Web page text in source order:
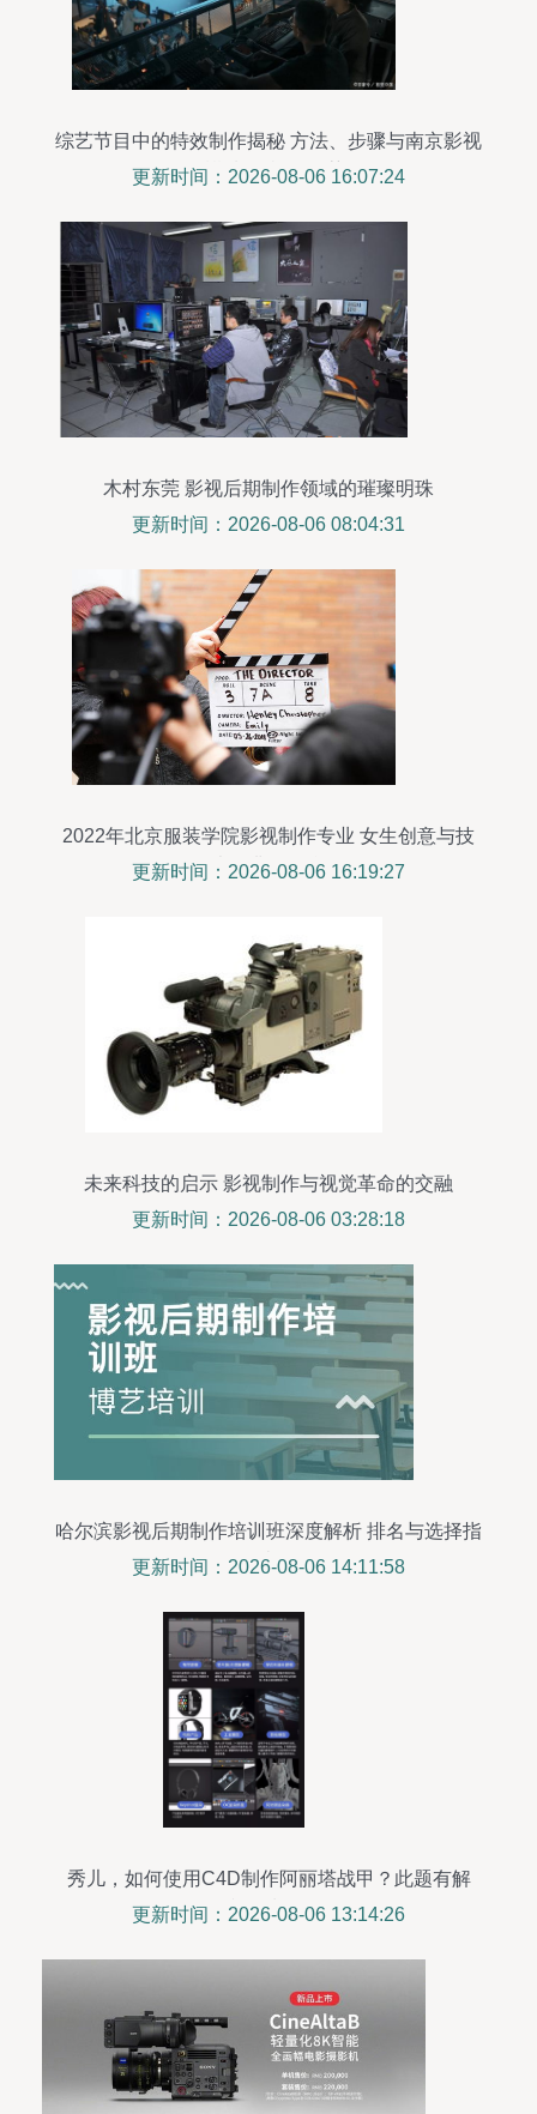
综艺节目中的特效制作揭秘 方法、步骤与南京影视
后期制作机构推荐
更新时间：2026-08-06 16:07:24
木村东莞 影视后期制作领域的璀璨明珠
更新时间：2026-08-06 08:04:31
2022年北京服装学院影视制作专业 女生创意与技
术的非凡舞台
更新时间：2026-08-06 16:19:27
未来科技的启示 影视制作与视觉革命的交融
更新时间：2026-08-06 03:28:18
哈尔滨影视后期制作培训班深度解析 排名与选择指
南
更新时间：2026-08-06 14:11:58
秀儿，如何使用C4D制作阿丽塔战甲？此题有解
——影视级制作全攻略
更新时间：2026-08-06 13:14:26